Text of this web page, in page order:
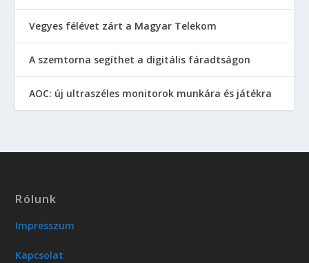
Vegyes félévet zárt a Magyar Telekom
A szemtorna segíthet a digitális fáradtságon
AOC: új ultraszéles monitorok munkára és játékra
Rólunk
Impresszum
Kapcsolat